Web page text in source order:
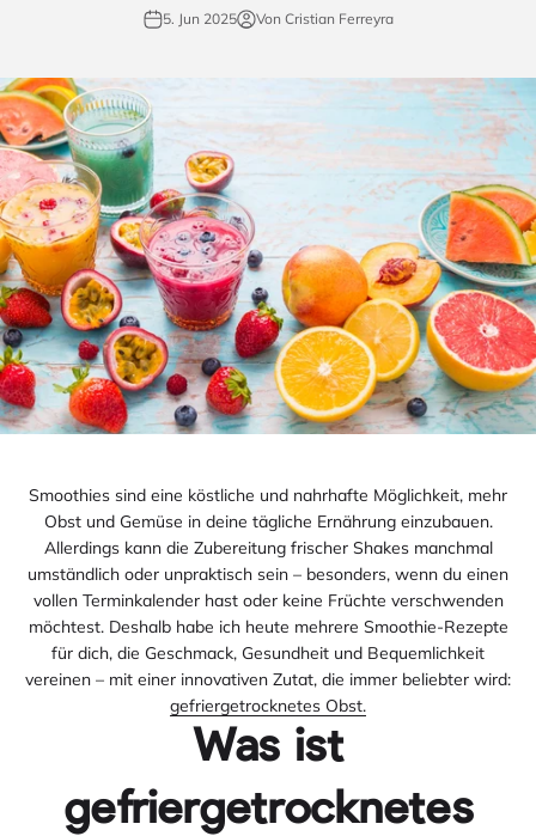
5. Jun 2025 Von Cristian Ferreyra
Smoothies sind eine köstliche und nahrhafte Möglichkeit, mehr
Obst und Gemüse in deine tägliche Ernährung einzubauen.
Allerdings kann die Zubereitung frischer Shakes manchmal
umständlich oder unpraktisch sein – besonders, wenn du einen
vollen Terminkalender hast oder keine Früchte verschwenden
möchtest. Deshalb habe ich heute mehrere Smoothie-Rezepte
für dich, die Geschmack, Gesundheit und Bequemlichkeit
vereinen – mit einer innovativen Zutat, die immer beliebter wird:
gefriergetrocknetes Obst.
Was ist
gefriergetrocknetes